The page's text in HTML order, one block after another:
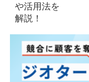
や活用法を
解説！